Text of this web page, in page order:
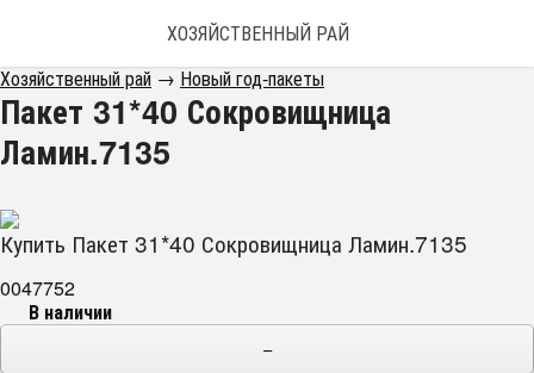
ХОЗЯЙСТВЕННЫЙ РАЙ
Хозяйственный рай → Новый год-пакеты
Пакет 31*40 Сокровищница
Ламин.7135
Купить Пакет 31*40 Сокровищница Ламин.7135
0047752
В наличии
−